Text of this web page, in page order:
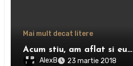
Mai mult decat litere
Acum stiu, am aflat si eu…
AlexB 23 martie 2018